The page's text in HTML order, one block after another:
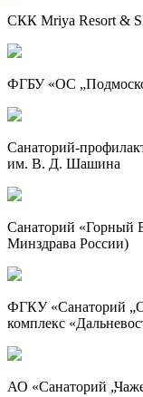
СКК Mriya Resort &
ФГБУ «ОС
Санаторий-
им. В. Д. Шашина
Санаторий
Минздрава России)
ФГКУ «Санаторий
комплекс
АО «Санаторий